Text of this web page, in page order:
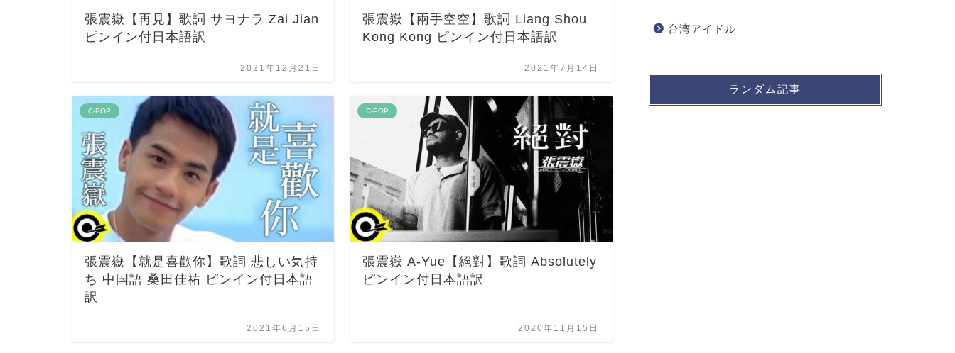
張震嶽【再見】歌詞 サヨナラ Zai Jian
ピンイン付日本語訳
2021年12月21日
張震嶽【兩手空空】歌詞 Liang Shou
Kong Kong ピンイン付日本語訳
2021年7月14日
C-POP
張震嶽【就是喜歡你】歌詞 悲しい気持
ち 中国語 桑田佳祐 ピンイン付日本語
訳
2021年6月15日
C-POP
張震嶽 A-Yue【絕對】歌詞 Absolutely
ピンイン付日本語訳
2020年11月15日
台湾アイドル
ランダム記事